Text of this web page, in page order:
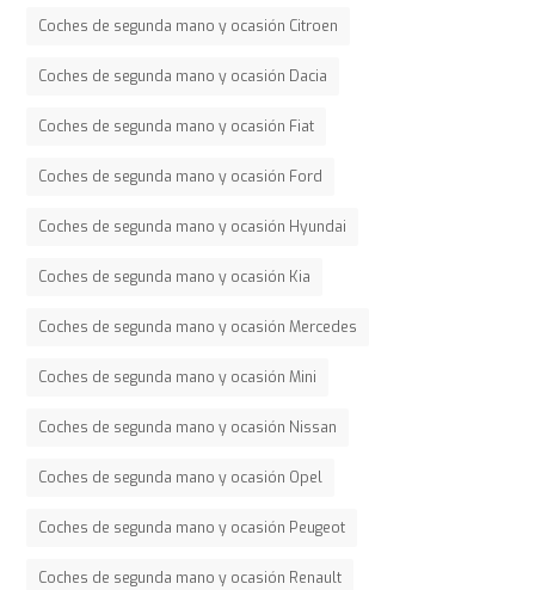
Coches de segunda mano y ocasión Citroen
Coches de segunda mano y ocasión Dacia
Coches de segunda mano y ocasión Fiat
Coches de segunda mano y ocasión Ford
Coches de segunda mano y ocasión Hyundai
Coches de segunda mano y ocasión Kia
Coches de segunda mano y ocasión Mercedes
Coches de segunda mano y ocasión Mini
Coches de segunda mano y ocasión Nissan
Coches de segunda mano y ocasión Opel
Coches de segunda mano y ocasión Peugeot
Coches de segunda mano y ocasión Renault